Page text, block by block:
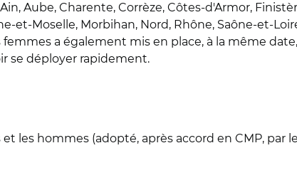
Aube, Charente, Corrèze, Côtes-d'Armor,
Moselle, Morbihan, Nord, Rhône, Saône-et-
a également mis en place, à la même
se déployer rapidement.
les hommes (adopté, après accord en CMP, par